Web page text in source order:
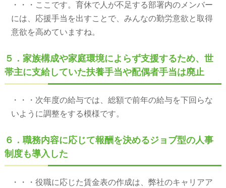
・・・ここです。育休で人が不足する部署内のメンバー
には、応援手当を出すことで、みんなの勤労意欲と取得
意欲を高めていますね。
５．家族構成や家庭環境によらず支援するため、世
帯主に支給していた扶養手当や配偶者手当は廃止
・・・次年度の給与では、総額で前年の給与を下回らな
いように調整をする模様です。
６．職務内容に応じて報酬を決めるジョブ型の人事
制度も導入した
・・・役職に応じた賃金表の作成は、弊社のキャリアア